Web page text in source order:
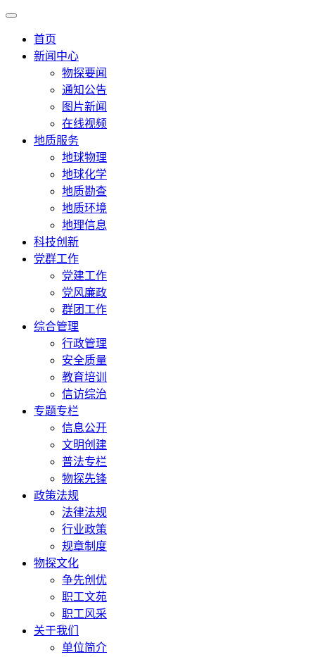
首页
新闻中心
物探要闻
通知公告
图片新闻
在线视频
地质服务
地球物理
地球化学
地质勘查
地质环境
地理信息
科技创新
党群工作
党建工作
党风廉政
群团工作
综合管理
行政管理
安全质量
教育培训
信访综治
专题专栏
信息公开
文明创建
普法专栏
物探先锋
政策法规
法律法规
行业政策
规章制度
物探文化
争先创优
职工文苑
职工风采
关于我们
单位简介